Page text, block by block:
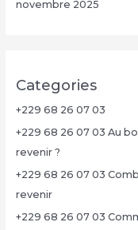
novembre 2025
Categories
+229 68 26 07 03
+229 68 26 07 03 Au
revenir ?
+229 68 26 07 03
revenir
+229 68 26 07 03